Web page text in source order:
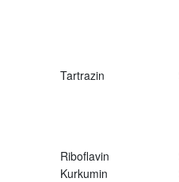
Tartrazin
Riboflavin
Kurkumin